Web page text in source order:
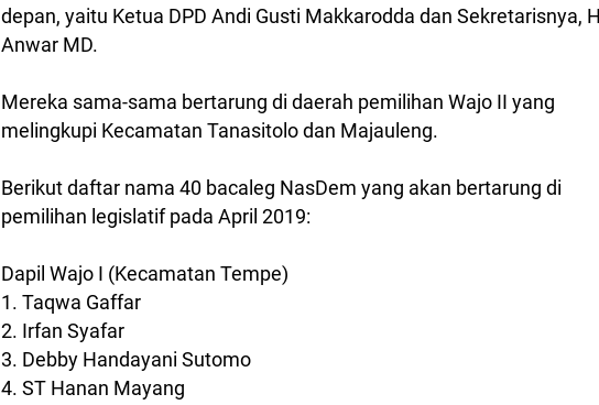
depan, yaitu Ketua DPD Andi Gusti Makkarodda dan Sekretarisnya, H
Anwar MD.
Mereka sama-sama bertarung di daerah pemilihan Wajo II yang
melingkupi Kecamatan Tanasitolo dan Majauleng.
Berikut daftar nama 40 bacaleg NasDem yang akan bertarung di
pemilihan legislatif pada April 2019:
Dapil Wajo I (Kecamatan Tempe)
1. Taqwa Gaffar
2. Irfan Syafar
3. Debby Handayani Sutomo
4. ST Hanan Mayang